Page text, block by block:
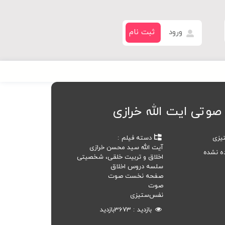
ورود ثبت نام
ایت الله خرازی
نشده
دسته فیلم
آیت الله سید محسن خرازی
اخلاق و تربیت خلقی، شخصیتی
سلسه دروس اخلاق
صفحه نخست صوت
صوت
نفس‌ستیزی
بازدید
3673بازدید